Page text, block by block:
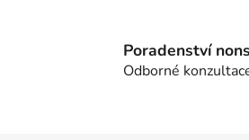
Poradenství
Odborné